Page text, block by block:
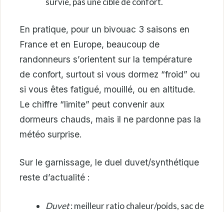
En pratique, pour un bivouac 3 saisons en
France et en Europe, beaucoup de
randonneurs s’orientent sur la température
de confort, surtout si vous dormez “froid” ou
si vous êtes fatigué, mouillé, ou en altitude.
Le chiffre “limite” peut convenir aux
dormeurs chauds, mais il ne pardonne pas la
météo surprise.
Sur le garnissage, le duel duvet/synthétique
reste d’actualité :
Duvet: meilleur ratio chaleur/poids, sac de